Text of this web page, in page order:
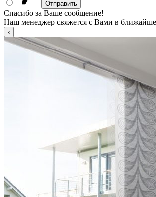
Спасибо за Ваше сообщение!
Наш менеджер свяжется с Вами в